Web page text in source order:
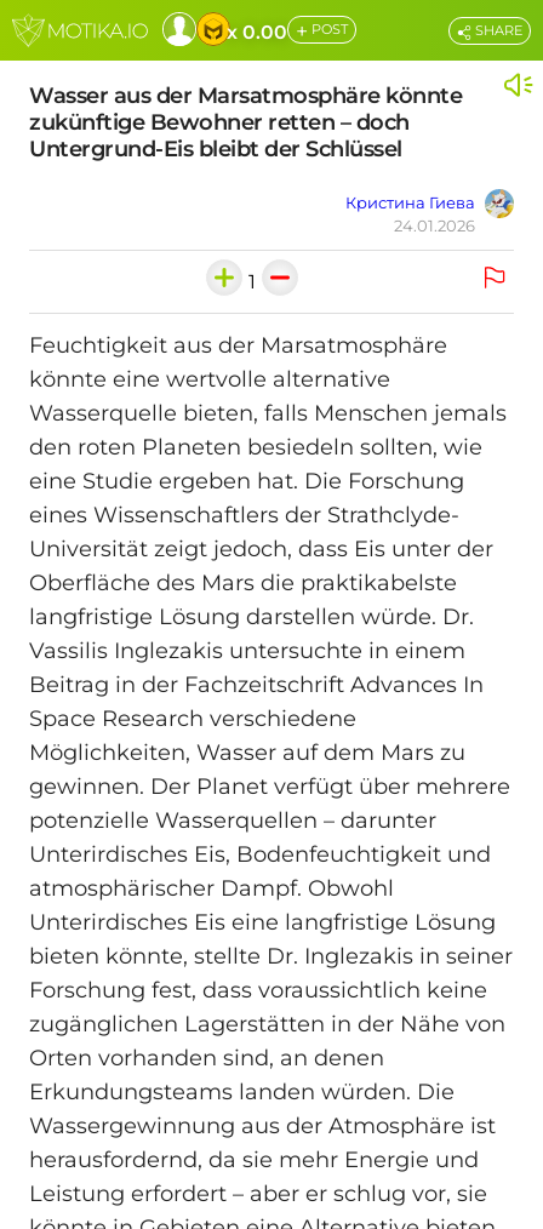
x 0.00 + POST
Wasser aus der Marsatmosphäre könnte
zukünftige Bewohner retten – doch
Untergrund-Eis bleibt der Schlüssel
Кристина Гиева
24.01.2026
SHARE
1
Feuchtigkeit aus der Marsatmosphäre
könnte eine wertvolle alternative
Wasserquelle bieten, falls Menschen jemals
den roten Planeten besiedeln sollten, wie
eine Studie ergeben hat. Die Forschung
eines Wissenschaftlers der Strathclyde-
Universität zeigt jedoch, dass Eis unter der
Oberfläche des Mars die praktikabelste
langfristige Lösung darstellen würde. Dr.
Vassilis Inglezakis untersuchte in einem
Beitrag in der Fachzeitschrift Advances In
Space Research verschiedene
Möglichkeiten, Wasser auf dem Mars zu
gewinnen. Der Planet verfügt über mehrere
potenzielle Wasserquellen – darunter
Unterirdisches Eis, Bodenfeuchtigkeit und
atmosphärischer Dampf. Obwohl
Unterirdisches Eis eine langfristige Lösung
bieten könnte, stellte Dr. Inglezakis in seiner
Forschung fest, dass voraussichtlich keine
zugänglichen Lagerstätten in der Nähe von
Orten vorhanden sind, an denen
Erkundungsteams landen würden. Die
Wassergewinnung aus der Atmosphäre ist
herausfordernd, da sie mehr Energie und
Leistung erfordert – aber er schlug vor, sie